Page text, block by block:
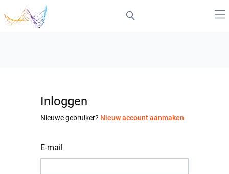
Inloggen
Nieuwe gebruiker? Nieuw account aanmaken
E-mail